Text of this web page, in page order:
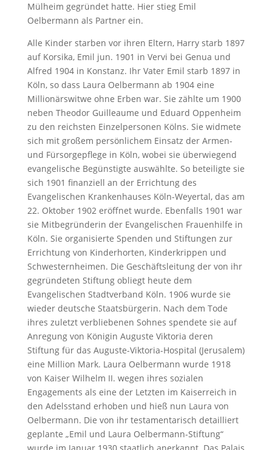
Mülheim gegründet hatte. Hier stieg Emil
Oelbermann als Partner ein.
Alle Kinder starben vor ihren Eltern, Harry starb 1897
auf Korsika, Emil jun. 1901 in Vervi bei Genua und
Alfred 1904 in Konstanz. Ihr Vater Emil starb 1897 in
Köln, so dass Laura Oelbermann ab 1904 eine
Millionärswitwe ohne Erben war. Sie zählte um 1900
neben Theodor Guilleaume und Eduard Oppenheim
zu den reichsten Einzelpersonen Kölns. Sie widmete
sich mit großem persönlichem Einsatz der Armen-
und Fürsorgepflege in Köln, wobei sie überwiegend
evangelische Begünstigte auswählte. So beteiligte sie
sich 1901 finanziell an der Errichtung des
Evangelischen Krankenhauses Köln-Weyertal, das am
22. Oktober 1902 eröffnet wurde. Ebenfalls 1901 war
sie Mitbegründerin der Evangelischen Frauenhilfe in
Köln. Sie organisierte Spenden und Stiftungen zur
Errichtung von Kinderhorten, Kinderkrippen und
Schwesternheimen. Die Geschäftsleitung der von ihr
gegründeten Stiftung obliegt heute dem
Evangelischen Stadtverband Köln. 1906 wurde sie
wieder deutsche Staatsbürgerin. Nach dem Tode
ihres zuletzt verbliebenen Sohnes spendete sie auf
Anregung von Königin Auguste Viktoria deren
Stiftung für das Auguste-Viktoria-Hospital (Jerusalem)
eine Million Mark. Laura Oelbermann wurde 1918
von Kaiser Wilhelm II. wegen ihres sozialen
Engagements als eine der Letzten im Kaiserreich in
den Adelsstand erhoben und hieß nun Laura von
Oelbermann. Die von ihr testamentarisch detailliert
geplante „Emil und Laura Oelbermann-Stiftung“